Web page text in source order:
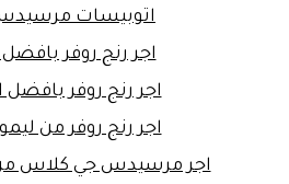
اتوبيسات مرسيدس
اجر رنج روفر
اجر رنج روفر بافضل
اجر رنج روفر من
اجر مرسيدس جي كلاس